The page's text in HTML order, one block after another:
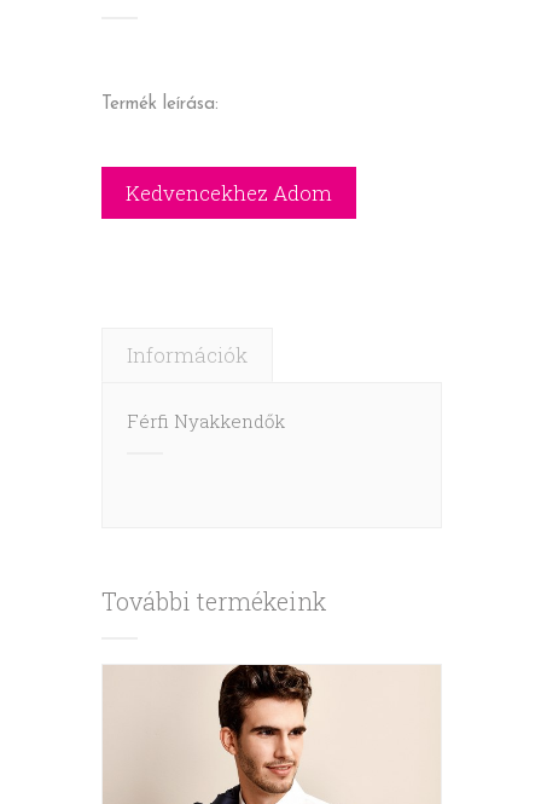
Termék leírása:
Információk
Férfi Nyakkendők
További termékeink